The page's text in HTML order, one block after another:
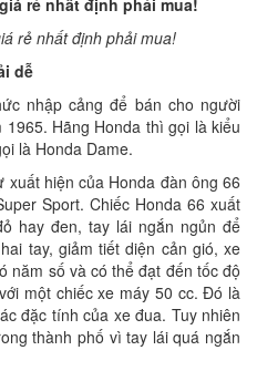
rẻ nhất định phải mua!
dễ
nhập cảng để bán cho người
Hãng Honda thì gọi là kiểu
là Honda Dame.
xuất hiện của Honda đàn ông 66
Sport. Chiếc Honda 66 xuất
hay đen, tay lái ngắn ngủn để
tay, giảm tiết diện cản gió, xe
năm số và có thể đạt đến tốc độ
một chiếc xe máy 50 cc. Đó là
đặc tính của xe đua. Tuy nhiên
thành phố vì tay lái quá ngắn